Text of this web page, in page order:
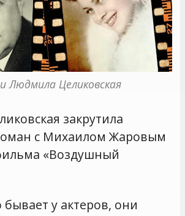
Людмила Целиковская
закрутила
с Михаилом Жаровым
«Воздушный
бывает у актеров, они